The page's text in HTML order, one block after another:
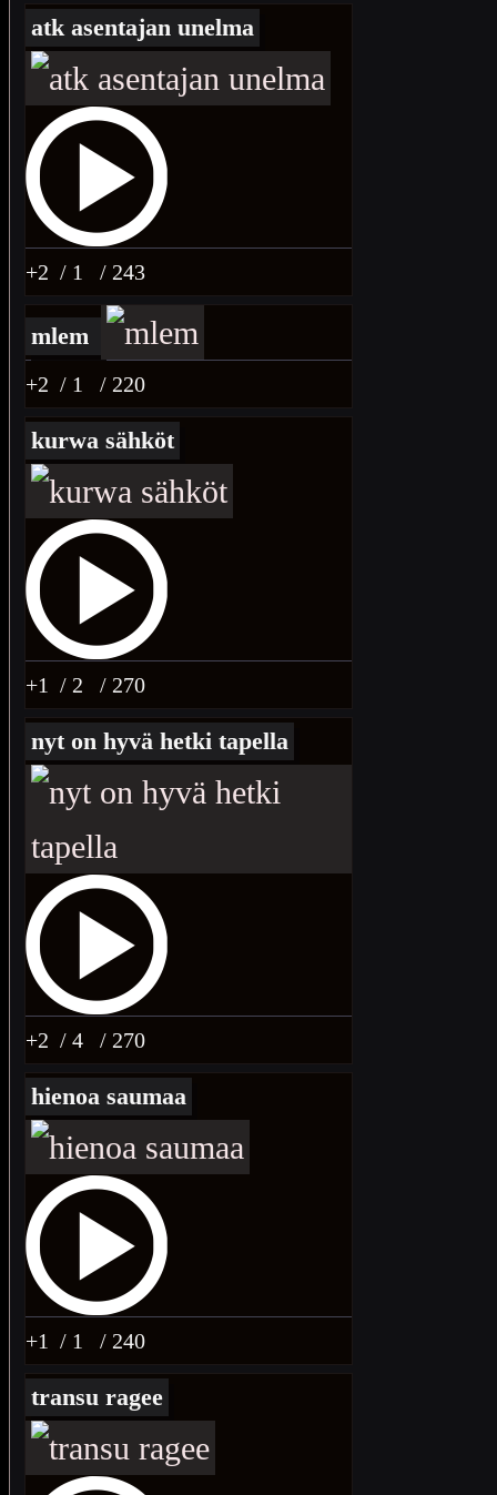
atk asentajan unelma
+2 / 1 / 243
mlem
+2 / 1 / 220
kurwa sähköt
+1 / 2 / 270
nyt on hyvä hetki tapella
+2 / 4 / 270
hienoa saumaa
+1 / 1 / 240
transu ragee